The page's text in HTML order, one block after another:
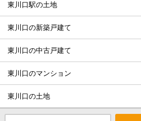
東川口駅の土地
東川口の新築戸建て
東川口の中古戸建て
東川口のマンション
東川口の土地